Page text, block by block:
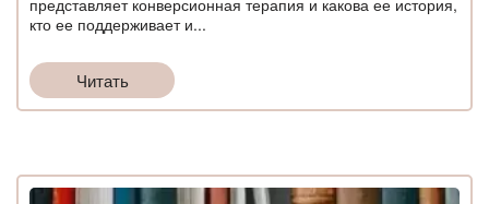
кто ее поддерживает и...
Читать